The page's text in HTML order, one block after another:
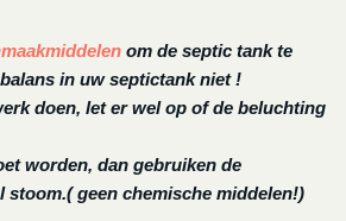
om de septic tank te
in uw septictank niet !
doen, let er wel op of de beluchting
worden, dan gebruiken de
stoom.( geen chemische middelen!)